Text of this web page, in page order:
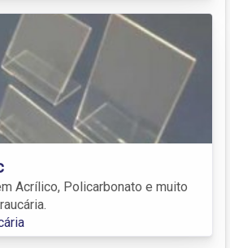
Acrílico, Policarbonato e muito